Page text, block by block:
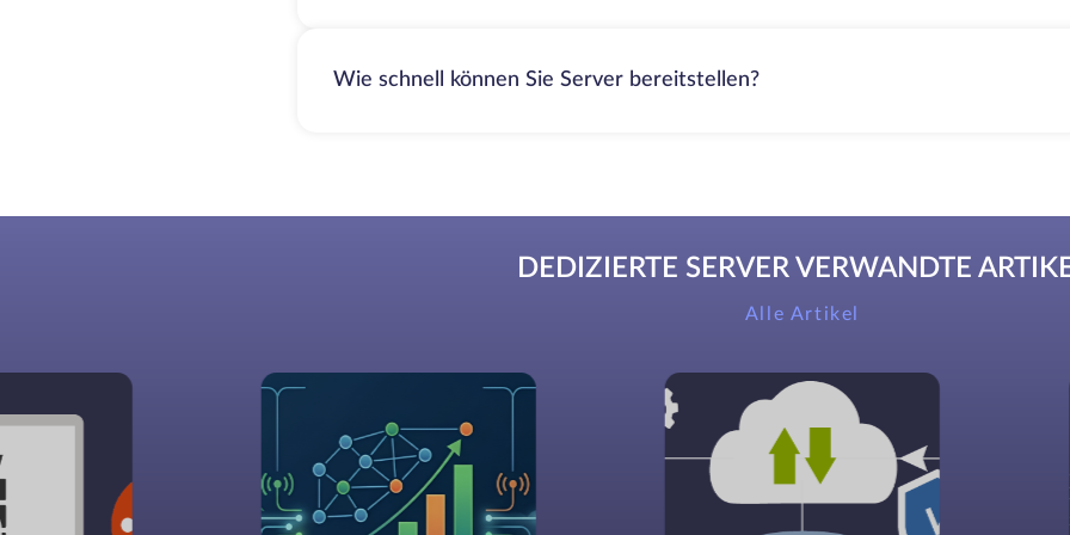
Wie schnell können Sie Server bereitstellen?
DEDIZIERTE SERVER VERWANDTE
Alle Artikel